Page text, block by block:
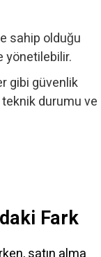
sahip olduğu
yönetilebilir.
gibi güvenlik
teknik durumu ve
Fark